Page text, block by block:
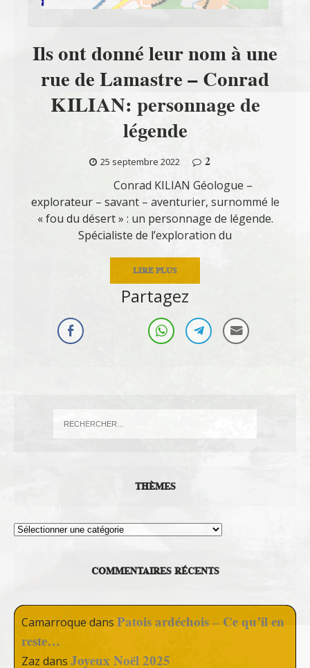
Ils ont donné leur nom à une
rue de Lamastre – Conrad
KILIAN: personnage de
légende
25 septembre 2022
2
Conrad KILIAN Géologue –
explorateur – savant – aventurier, surnommé le
« fou du désert » : un personnage de légende.
Spécialiste de l’exploration du
LIRE PLUS
Partagez
THÈMES
Thèmes
COMMENTAIRES RÉCENTS
Camarroque dans Patois ardéchois – Ce qu’il en
reste…
Zaz dans Joyeux Noël 2025